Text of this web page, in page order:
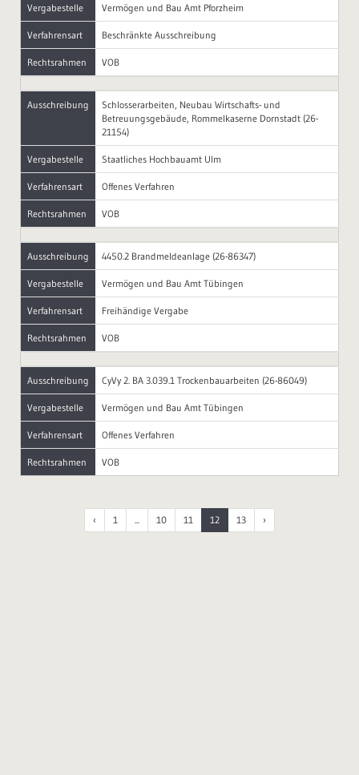
Vergabestelle Vermögen und Bau Amt Pforzheim
Verfahrensart Beschränkte Ausschreibung
Rechtsrahmen VOB
Ausschreibung
Schlosserarbeiten, Neubau Wirtschafts- und
Betreuungsgebäude, Rommelkaserne Dornstadt (26-
21154)
Vergabestelle Staatliches Hochbauamt Ulm
Verfahrensart Offenes Verfahren
Rechtsrahmen VOB
Ausschreibung 4450.2 Brandmeldeanlage (26-86347)
Vergabestelle Vermögen und Bau Amt Tübingen
Verfahrensart Freihändige Vergabe
Rechtsrahmen VOB
Ausschreibung CyVy 2. BA 3.039.1 Trockenbauarbeiten (26-86049)
Vergabestelle Vermögen und Bau Amt Tübingen
Verfahrensart Offenes Verfahren
Rechtsrahmen VOB
‹ 1 ... 10 11 12 13 ›